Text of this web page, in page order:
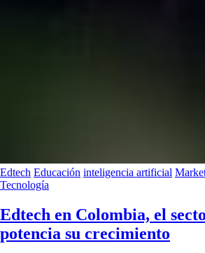
Edtech Educación inteligencia artificial
Tecnología
Edtech en Colombia, el
potencia su crecimiento